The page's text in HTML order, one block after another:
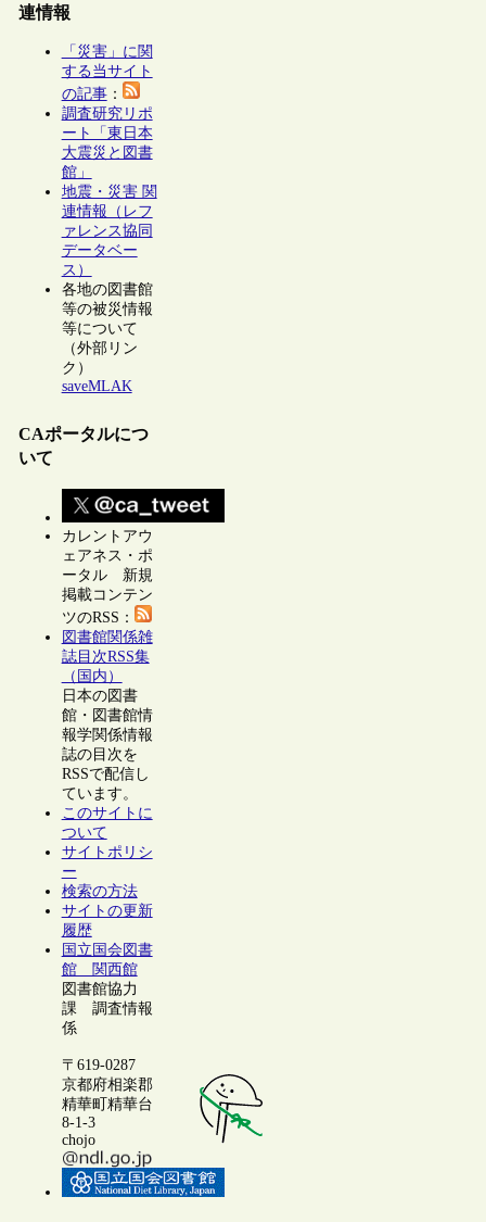
連情報
「災害」に関
する当サイト
の記事：
調査研究リポ
ート「東日本
大震災と図書
館」
地震・災害 関
連情報（レフ
ァレンス協同
データベー
ス）
各地の図書館
等の被災情報
等について
（外部リン
ク）
saveMLAK
CAポータルにつ
いて
カレントアウ
ェアネス・ポ
ータル 新規
掲載コンテン
ツのRSS：
図書館関係雑
誌目次RSS集
（国内）
日本の図書
館・図書館情
報学関係情報
誌の目次を
RSSで配信し
ています。
このサイトに
ついて
サイトポリシ
ー
検索の方法
サイトの更新
履歴
国立国会図書
館 関西館
図書館協力
課 調査情報
係
〒619-0287
京都府相楽郡
精華町精華台
8-1-3
chojo